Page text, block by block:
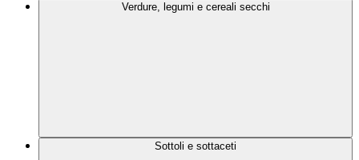
Verdure, legumi e cereali secchi
Sottoli e sottaceti